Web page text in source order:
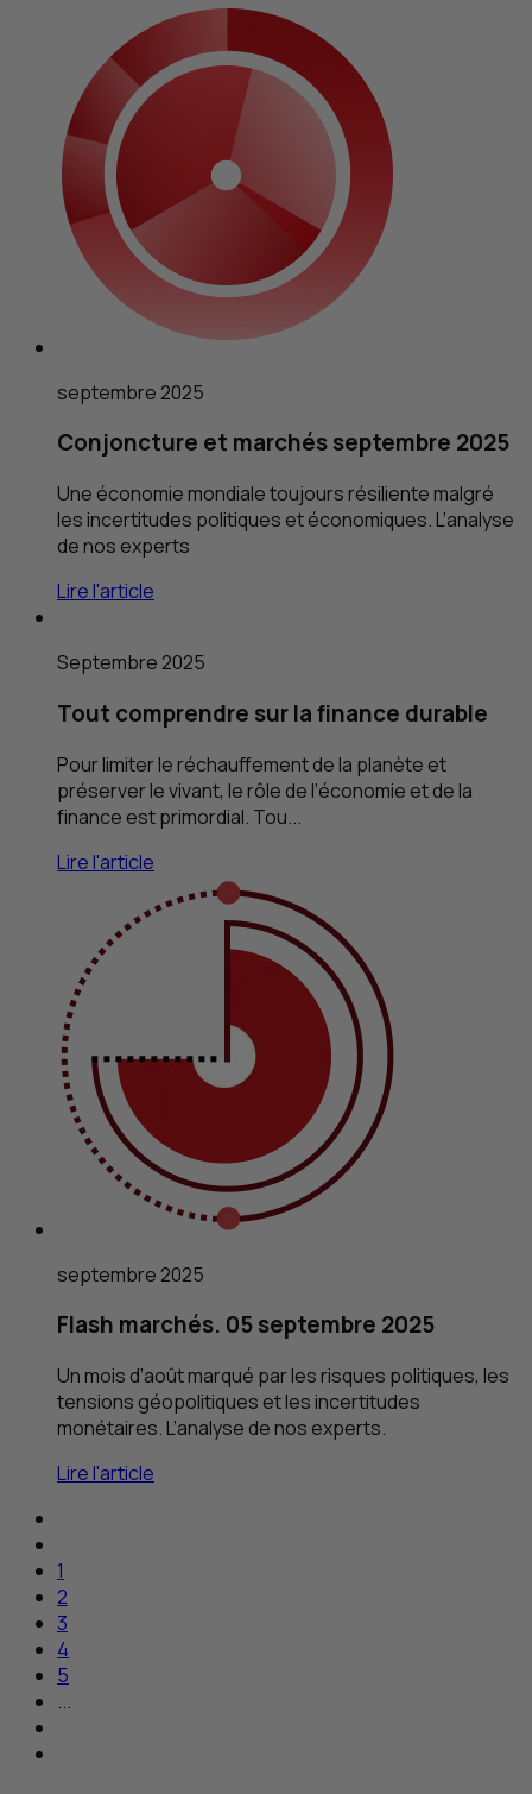
septembre 2025
Conjoncture et marchés septembre 2025
Une économie mondiale toujours résiliente malgré
les incertitudes politiques et économiques. L’analyse
de nos experts
Lire l'article
Septembre 2025
Tout comprendre sur la finance durable
Pour limiter le réchauffement de la planète et
préserver le vivant, le rôle de l’économie et de la
finance est primordial. Tou...
Lire l'article
septembre 2025
Flash marchés. 05 septembre 2025
Un mois d’août marqué par les risques politiques, les
tensions géopolitiques et les incertitudes
monétaires. L’analyse de nos experts.
Lire l'article
1
2
3
4
5
...